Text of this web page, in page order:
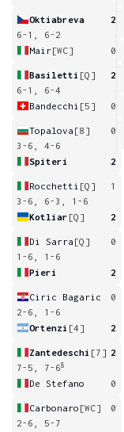
Oktiabreva
2
6-1, 6-2
Mair[WC] 0
Basiletti [Q]
2
6-1, 6-4
Bandecchi [5] 0
Topalova [8]
0
3-6, 4-6
Spiteri
2
Rocchetti [Q]
1
3-6, 6-3, 1-6
Kotliar [Q] 2
Di Sarra [Q]
0
1-6, 1-6
Pieri
2
Ciric Bagaric
0
2-6, 1-6
Ortenzi [4] 2
Zantedeschi [7] 2
7-5, 7-68
De Stefano 0
Carbonaro [WC]
0
2-6, 5-7